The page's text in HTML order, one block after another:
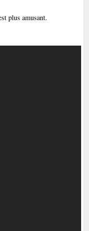
plus amusant.